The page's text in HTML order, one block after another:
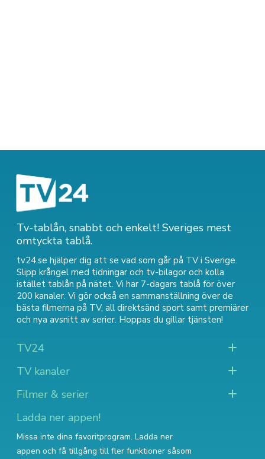
Tv-tablån, snabbt och enkelt! Sveriges mest
omtyckta tablå.
tv24.se hjälper dig att se vad som går på TV i Sverige.
Slipp krångel med tidningar och tv-bilagor och kolla
istället tablån på nätet. Vi har 7-dagars tablå för över
200 kanaler. Vi gör också en sammanställning över de
bästa filmerna på TV, all direktsänd sport samt premiärer
och nya avsnitt av serier. Hoppas du gillar tjänsten!
TV24
TV kanaler
Filmer & serier
Ladda ner appen!
Missa inte dina favoritprogram. Ladda ner
appen och få tillgång till fler funktioner såsom